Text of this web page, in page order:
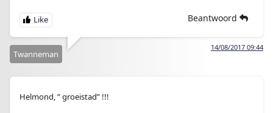
Beantwoord
14/08/2017 09:44
Twanneman
Helmond, ” groeistad” !!!